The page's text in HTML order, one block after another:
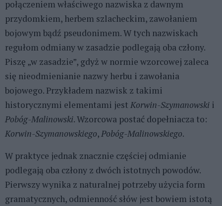
połączeniem właściwego nazwiska z dawnym
przydomkiem, herbem szlacheckim, zawołaniem
bojowym bądź pseudonimem. W tych nazwiskach
regułom odmiany w zasadzie podlegają oba człony.
Piszę „w zasadzie”, gdyż w normie wzorcowej zaleca
się nieodmienianie nazwy herbu i zawołania
bojowego. Przykładem nazwisk z takimi
historycznymi elementami jest Korwin-Szymanowski i
Pobóg-Malinowski. Wzorcowa postać dopełniacza to:
Korwin-Szymanowskiego,Pobóg-Malinowskiego.
W praktyce jednak znacznie częściej odmianie
podlegają oba człony z dwóch istotnych powodów.
Pierwszy wynika z naturalnej potrzeby użycia form
gramatycznych, odmienność słów jest bowiem istotą